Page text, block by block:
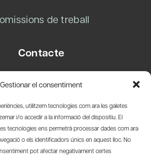
Gestionar el consentiment
utilitzem tecnologies com ara les galetes
i/o accedir a la informació del dispositiu. El
tecnologies ens permetrà processar dades com ara
o els identificadors únics en aquest lloc. No
pot afectar negativament certes
de treball
Contacte
08003 Barcelona
info@amicsdelpais.com
Suscripció Newsletter